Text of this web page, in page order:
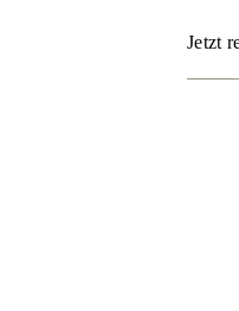
Jetzt